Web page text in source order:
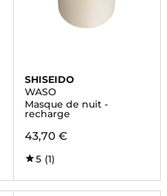
SHISEIDO
WASO
Masque de nuit -
recharge
43,70 €
5 (1)